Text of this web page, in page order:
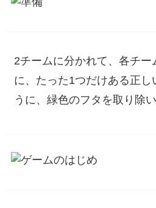
2チームに分かれて、各チ
に、たった1つだけある正し
うに、緑色のフタを取り除